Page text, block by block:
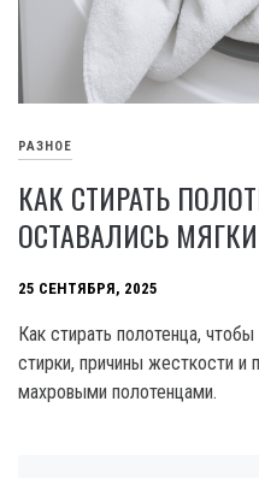
РАЗНОЕ
КАК СТИРАТЬ
ОСТАВАЛИСЬ
25 СЕНТЯБРЯ, 2025
Как стирать полотенца,
стирки, причины жесткости и
махровыми полотенцами.